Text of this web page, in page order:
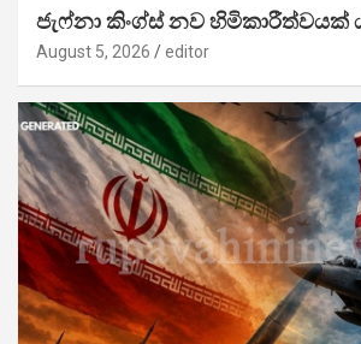
ජැෆ්නා කිංග්ස් නව හිමිකාරීත්වයක්
August 5, 2026 editor